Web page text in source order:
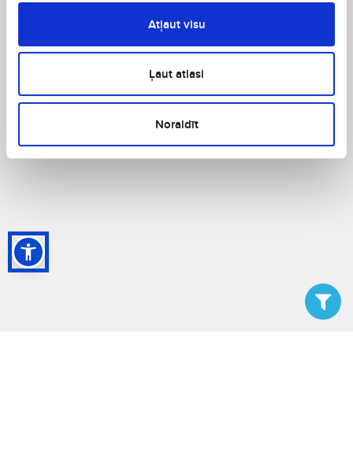
Atļaut visu
Ļaut atlasi
Noraidīt